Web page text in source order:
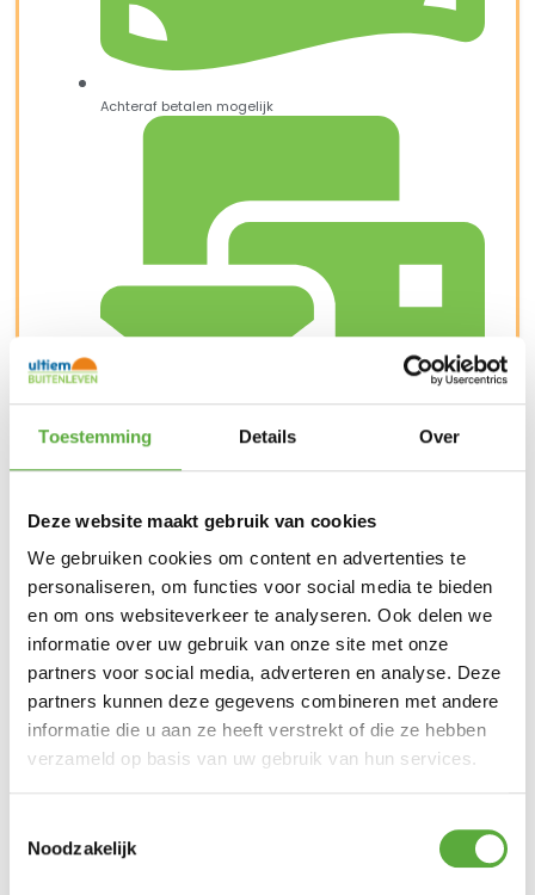
Toestemming Details Over
Deze website maakt gebruik van cookies
We gebruiken cookies om content en advertenties te
personaliseren, om functies voor social media te bieden
en om ons websiteverkeer te analyseren. Ook delen we
informatie over uw gebruik van onze site met onze
partners voor social media, adverteren en analyse. Deze
partners kunnen deze gegevens combineren met andere
informatie die u aan ze heeft verstrekt of die ze hebben
verzameld op basis van uw gebruik van hun services.
Noodzakelijk
Achteraf betalen mogelijk
Snelle verzending & levering aan huis